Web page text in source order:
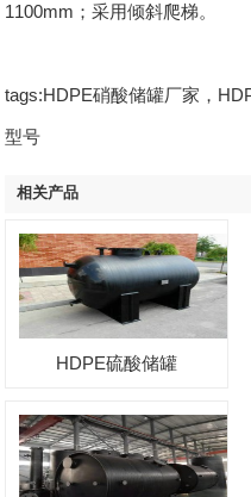
1100mm；采用倾斜爬梯。
tags:HDPE硝酸储罐厂家，
型号
相关产品
HDPE硫酸储罐